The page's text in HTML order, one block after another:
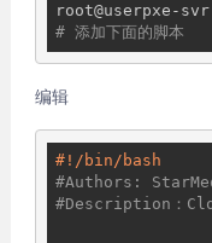
root@userpxe-
# 添加下面的脚本
编辑
#!/bin/bash
#Authors:
#Description：